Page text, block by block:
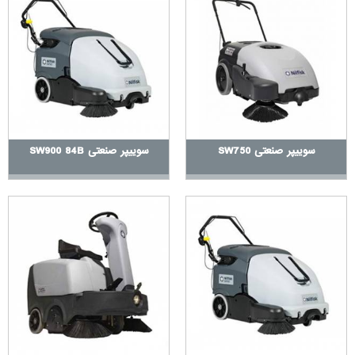
بگذارند. این ویژگی‌ها می‌توانند به بهبود کارایی و راحتی دستگاه کمک
کنند، اما معمولاً هزینه بیشتری دارند.
شرایط و محل خرید : محل خرید و شرایط بازار نیز می‌توانند بر قیمت تأثیر
بگذارند. خرید مستقیم از سازنده یا نمایندگان معتبر می‌تواند قیمت‌های
متفاوتی نسبت به خرید از واسطه‌ها داشته باشد.
توجه به این عوامل می‌تواند به شما کمک کند تا انتخاب بهتری داشته
باشید و سوییپر صنعتی مناسب با نیازها و بودجه خود را پیدا کنید.
مزایای استفاده از دستگاه سوییپر صنعتی
سوییپر صنعتی SW750 سوییپر صنعتی SW900 84B